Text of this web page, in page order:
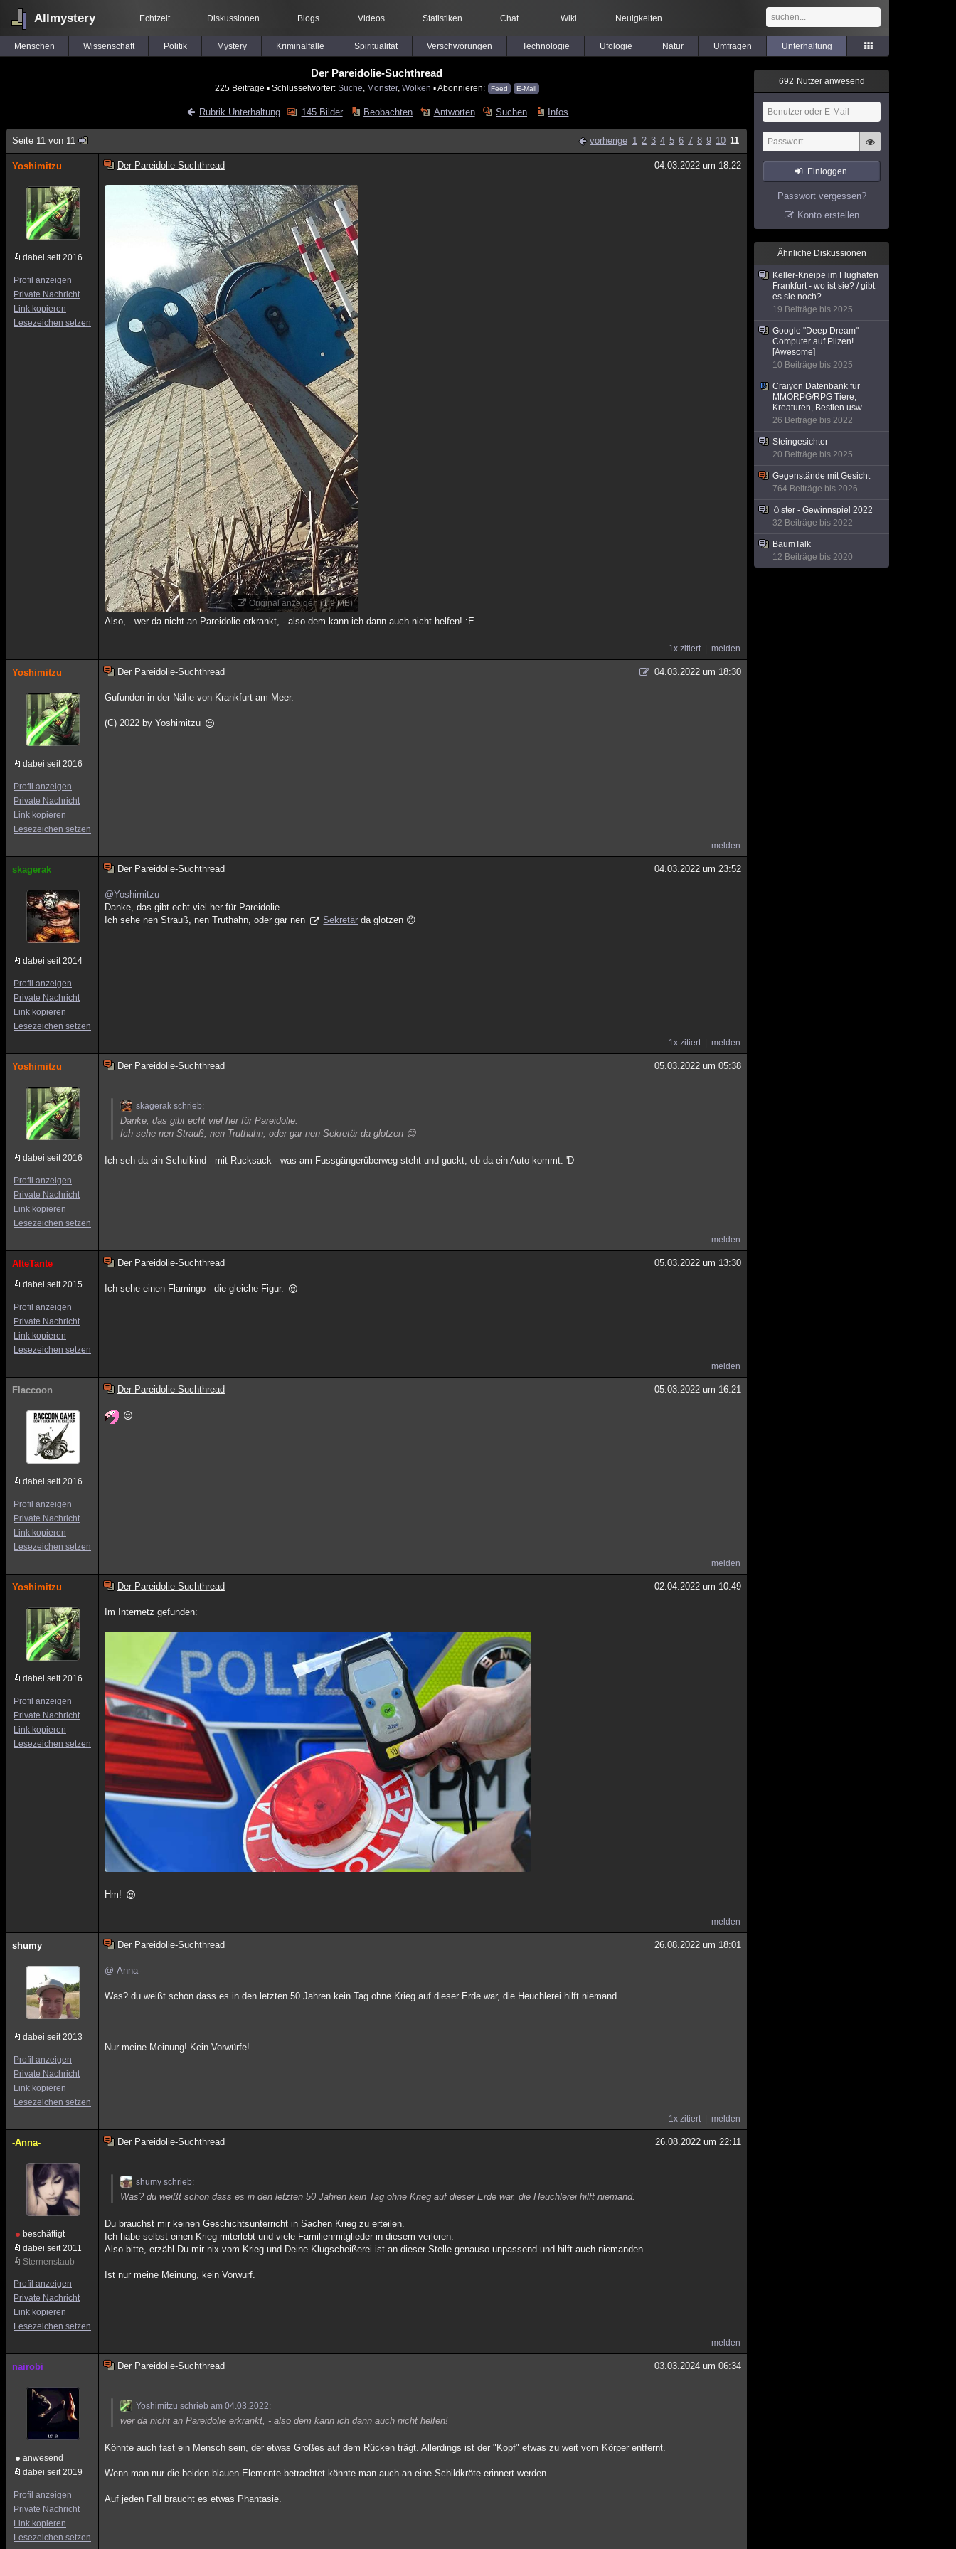
Allmystery Echtzeit Diskussionen Blogs Videos Statistiken Chat Wiki Neuigkeiten
Menschen Wissenschaft Politik Mystery Kriminalfälle Spiritualität Verschwörungen Technologie Ufologie Natur Umfragen Unterhaltung
Der Pareidolie-Suchthread
225 Beiträge ▪ Schlüsselwörter: Suche Monster, Wolken ▪ Abonnieren: Feed E-Mail
Rubrik Unterhaltung 145 Bilder Beobachten Antworten Suchen Infos
Seite 11 von 11 vorherige 1 2 3 4 5 6 7 8 9 10 11
Yoshimitzu
dabei seit 2016
Profil anzeigen
Private Nachricht
Link kopieren
Lesezeichen setzen
Der Pareidolie-Suchthread 04.03.2022 um 18:22
Original anzeigen (1,9 MB)
Also, - wer da nicht an Pareidolie erkrankt, - also dem kann ich dann auch nicht helfen! :E
1x zitiert melden
Yoshimitzu
dabei seit 2016
Profil anzeigen
Private Nachricht
Link kopieren
Lesezeichen setzen
Der Pareidolie-Suchthread 04.03.2022 um 18:30
Gufunden in der Nähe von Krankfurt am Meer.
(C) 2022 by Yoshimitzu
melden
skagerak
dabei seit 2014
Profil anzeigen
Private Nachricht
Link kopieren
Lesezeichen setzen
Der Pareidolie-Suchthread 04.03.2022 um 23:52
@Yoshimitzu
Danke, das gibt echt viel her für Pareidolie.
Ich sehe nen Strauß, nen Truthahn, oder gar nen
Sekretär da glotzen 😊
1x zitiert melden
Yoshimitzu
dabei seit 2016
Profil anzeigen
Private Nachricht
Link kopieren
Lesezeichen setzen
Der Pareidolie-Suchthread 05.03.2022 um 05:38
skagerak schrieb:
Danke, das gibt echt viel her für Pareidolie.
Ich sehe nen Strauß, nen Truthahn, oder gar nen Sekretär da glotzen 😊
Ich seh da ein Schulkind - mit Rucksack - was am Fussgängerüberweg steht und guckt, ob da ein Auto kommt. 'D
melden
AlteTante
dabei seit 2015
Profil anzeigen
Private Nachricht
Link kopieren
Lesezeichen setzen
Der Pareidolie-Suchthread 05.03.2022 um 13:30
Ich sehe einen Flamingo - die gleiche Figur.
melden
Flaccoon
dabei seit 2016
Profil anzeigen
Private Nachricht
Link kopieren
Lesezeichen setzen
Der Pareidolie-Suchthread 05.03.2022 um 16:21
melden
Yoshimitzu
dabei seit 2016
Profil anzeigen
Private Nachricht
Link kopieren
Lesezeichen setzen
Der Pareidolie-Suchthread 02.04.2022 um 10:49
Im Internetz gefunden:
Hm!
melden
shumy
dabei seit 2013
Profil anzeigen
Private Nachricht
Link kopieren
Lesezeichen setzen
Der Pareidolie-Suchthread 26.08.2022 um 18:01
@-Anna-
Was? du weißt schon dass es in den letzten 50 Jahren kein Tag ohne Krieg auf dieser Erde war, die Heuchlerei hilft niemand.
Nur meine Meinung! Kein Vorwürfe!
1x zitiert melden
-Anna-
beschäftigt
dabei seit 2011
Sternenstaub
Profil anzeigen
Private Nachricht
Link kopieren
Lesezeichen setzen
Der Pareidolie-Suchthread 26.08.2022 um 22:11
shumy schrieb:
Was? du weißt schon dass es in den letzten 50 Jahren kein Tag ohne Krieg auf dieser Erde war, die Heuchlerei hilft niemand.
Du brauchst mir keinen Geschichtsunterricht in Sachen Krieg zu erteilen.
Ich habe selbst einen Krieg miterlebt und viele Familienmitglieder in diesem verloren.
Also bitte, erzähl Du mir nix vom Krieg und Deine Klugscheißerei ist an dieser Stelle genauso unpassend und hilft auch niemanden.
Ist nur meine Meinung, kein Vorwurf.
melden
nairobi
anwesend
dabei seit 2019
Profil anzeigen
Private Nachricht
Link kopieren
Lesezeichen setzen
Der Pareidolie-Suchthread 03.03.2024 um 06:34
Yoshimitzu schrieb am 04.03.2022:
wer da nicht an Pareidolie erkrankt, - also dem kann ich dann auch nicht helfen!
Könnte auch fast ein Mensch sein, der etwas Großes auf dem Rücken trägt. Allerdings ist der "Kopf" etwas zu weit vom Körper entfernt.
Wenn man nur die beiden blauen Elemente betrachtet könnte man auch an eine Schildkröte erinnert werden.
Auf jeden Fall braucht es etwas Phantasie.
692 Nutzer anwesend
Einloggen
Passwort vergessen?
Konto erstellen
Ähnliche Diskussionen
Keller-Kneipe im Flughafen
Frankfurt - wo ist sie? / gibt
es sie noch?
19 Beiträge bis 2025
Google "Deep Dream" -
Computer auf Pilzen!
[Awesome]
10 Beiträge bis 2025
Craiyon Datenbank für
MMORPG/RPG Tiere,
Kreaturen, Bestien usw.
26 Beiträge bis 2022
Steingesichter
20 Beiträge bis 2025
Gegenstände mit Gesicht
764 Beiträge bis 2026
🥚ster - Gewinnspiel 2022
32 Beiträge bis 2022
BaumTalk
12 Beiträge bis 2020